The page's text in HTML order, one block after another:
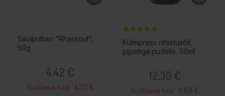
Savipulber "Rhassoul",
50g
4,42 €
Püsikliendi hind : 4.20 €
Külmpress riitsinusõli,
pipetiga pudelis, 50ml
12,30 €
Püsikliendi hind : 11.68 €